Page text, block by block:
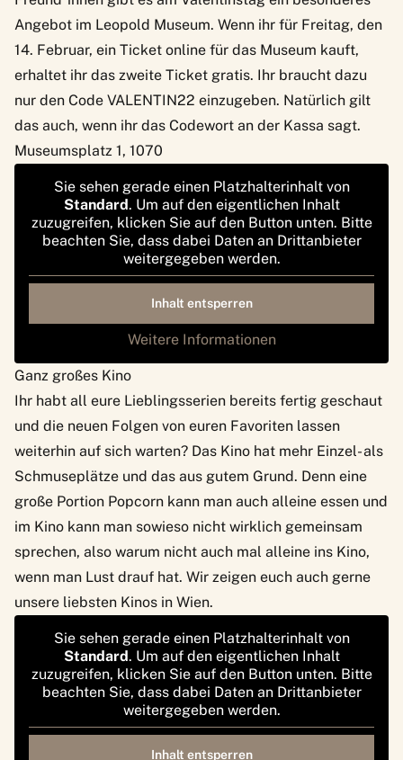
Angebot im Leopold Museum. Wenn ihr für Freitag, den
14. Februar, ein Ticket online für das Museum kauft,
erhaltet ihr das zweite Ticket gratis. Ihr braucht dazu
nur den Code VALENTIN22 einzugeben. Natürlich gilt
das auch, wenn ihr das Codewort an der Kassa sagt.
Museumsplatz 1, 1070
Sie sehen gerade einen Platzhalterinhalt von
Standard. Um auf den eigentlichen Inhalt
zuzugreifen, klicken Sie auf den Button unten. Bitte
beachten Sie, dass dabei Daten an Drittanbieter
weitergegeben werden.
Inhalt entsperren
Weitere Informationen
Ganz großes Kino
Ihr habt all eure Lieblingsserien bereits fertig geschaut
und die neuen Folgen von euren Favoriten lassen
weiterhin auf sich warten? Das Kino hat mehr Einzel- als
Schmuseplätze und das aus gutem Grund. Denn eine
große Portion Popcorn kann man auch alleine essen und
im Kino kann man sowieso nicht wirklich gemeinsam
sprechen, also warum nicht auch mal alleine ins Kino,
wenn man Lust drauf hat. Wir zeigen euch auch gerne
unsere liebsten Kinos in Wien.
Sie sehen gerade einen Platzhalterinhalt von
Standard. Um auf den eigentlichen Inhalt
zuzugreifen, klicken Sie auf den Button unten. Bitte
beachten Sie, dass dabei Daten an Drittanbieter
weitergegeben werden.
Inhalt entsperren